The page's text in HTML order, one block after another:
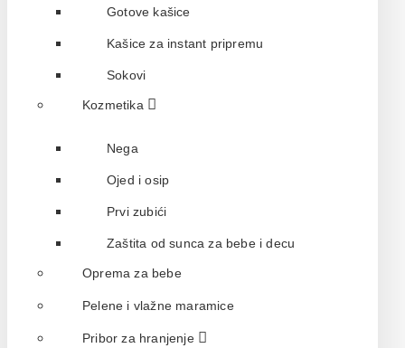
Gotove kašice
Kašice za instant pripremu
Sokovi
Kozmetika
Nega
Ojed i osip
Prvi zubići
Zaštita od sunca za bebe i decu
Oprema za bebe
Pelene i vlažne maramice
Pribor za hranjenje